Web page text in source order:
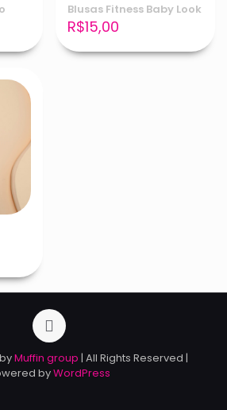
Blusas Fitness Baby Look
R$15,00
Muffin group | All Rights Reserved |
byWordPress